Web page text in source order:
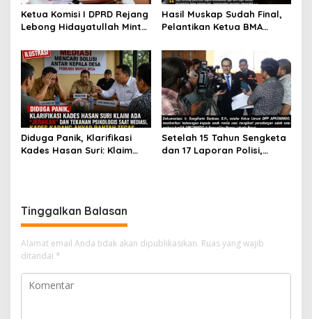
Ketua Komisi I DPRD Rejang
Lebong Hidayatullah Minta
Pelantikan Pengurus BMA
Hasil Muskap Sudah Final,
Pelantikan Ketua BMA
Pengurus Tak Kunjung
Digelar, Ada Apa?
Diduga Panik, Klarifikasi
Kades Hasan Suri: Klaim
Setelah 15 Tahun Sengketa
dan 17 Laporan Polisi,
Tinggalkan Balasan
Alamat email Anda tidak akan dipublikasikan. Ruas yang wajib
ditandai *